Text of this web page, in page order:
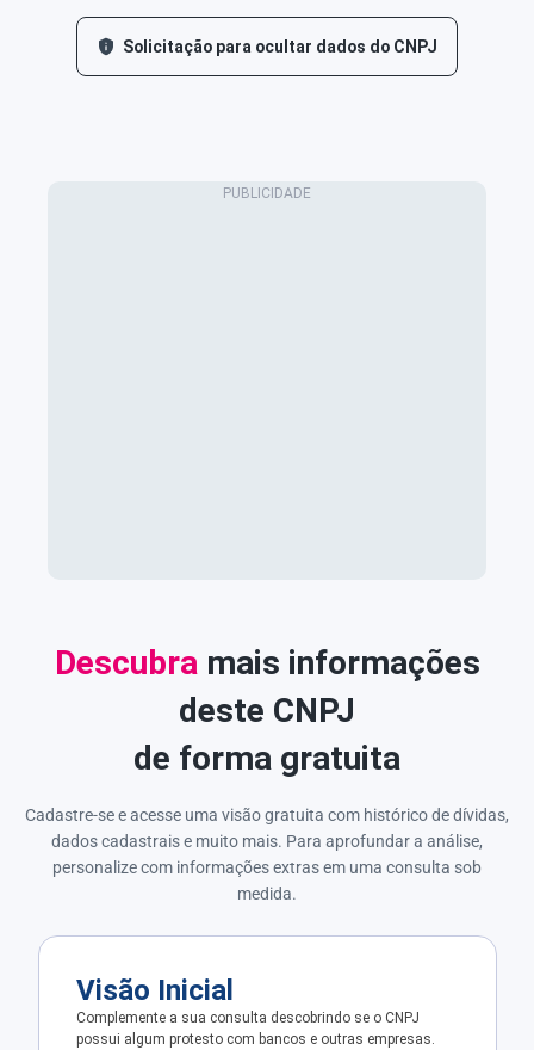
Solicitação para ocultar dados do CNPJ
Descubra mais informações
deste CNPJ
de forma gratuita
Cadastre-se e acesse uma visão gratuita com histórico de dívidas,
dados cadastrais e muito mais. Para aprofundar a análise,
personalize com informações extras em uma consulta sob
medida.
Visão Inicial
Complemente a sua consulta descobrindo se o CNPJ
possui algum protesto com bancos e outras empresas.